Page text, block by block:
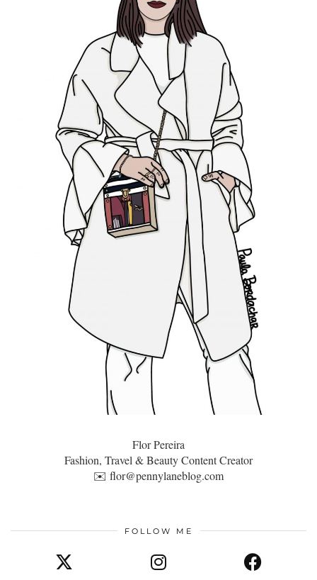
Flor Pereira
Fashion, Travel & Beauty Content Creator
✉️ flor@pennylaneblog.com
FOLLOW ME